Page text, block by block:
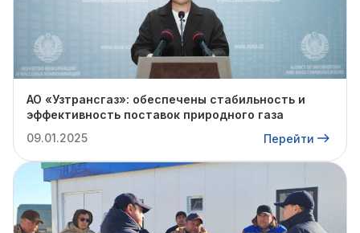
АО «Узтрансгаз»: обеспечены стабильность и
эффективность поставок природного газа
09.01.2025
Перейти